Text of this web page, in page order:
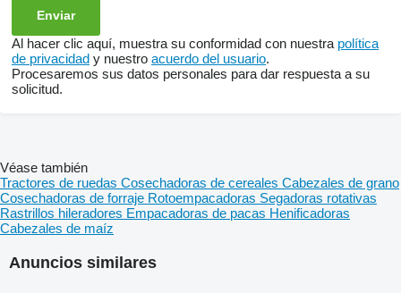
Al hacer clic aquí, muestra su conformidad con nuestra política
de privacidad y nuestro acuerdo del usuario.
Procesaremos sus datos personales para dar respuesta a su
solicitud.
Anuncios similares
Véase también
Tractores de ruedas Cosechadoras de cereales Cabezales de grano
Cosechadoras de forraje Rotoempacadoras Segadoras rotativas
Rastrillos hileradores Empacadoras de pacas Henificadoras
Cabezales de maíz